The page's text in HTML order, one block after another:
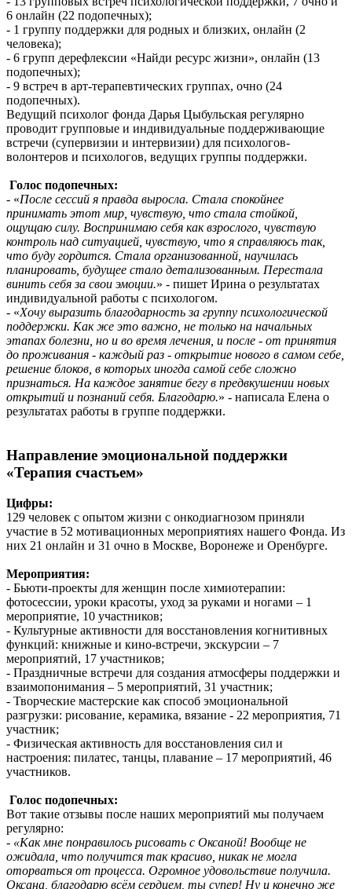
6 онлайн (22 подопечных);
- 1 группу поддержки для родных и близких, онлайн (2
человека);
- 6 групп дерефлексии «Найди ресурс жизни», онлайн (13
подопечных);
- 9 встреч в арт-терапевтических группах, очно (24
подопечных).
Ведущий психолог фонда Дарья Цыбульская регулярно
проводит групповые и индивидуальные поддерживающие
встречи (супервизии и интервизии) для психологов-
волонтеров и психологов, ведущих группы поддержки.
Голос подопечных:
- «После сессий я правда выросла. Стала спокойнее
принимать этот мир, чувствую, что стала стойкой,
ощущаю силу. Воспринимаю себя как взрослого, чувствую
контроль над ситуацией, чувствую, что я справляюсь так,
что буду гордится. Стала организованной, научилась
планировать, будущее стало детализованным. Перестала
винить себя за свои эмоции.» - пишет Ирина о результатах
индивидуальной работы с психологом.
- «Хочу выразить благодарность за группу психологической
поддержки. Как же это важно, не только на начальных
этапах болезни, но и во время лечения, и после - от принятия
до проживания - каждый раз - открытие нового в самом себе,
решение блоков, в которых иногда самой себе сложно
признаться. На каждое занятие бегу в предвкушении новых
открытий и познаний себя. Благодарю.» - написала Елена о
результатах работы в группе поддержки.
Направление эмоциональной поддержки
«Терапия счастьем»
Цифры:
129 человек с опытом жизни с онкодиагнозом приняли
участие в 52 мотивационных мероприятиях нашего Фонда. Из
них 21 онлайн и 31 очно в Москве, Воронеже и Оренбурге.
Мероприятия:
- Бьюти-проекты для женщин после химиотерапии:
фотосессии, уроки красоты, уход за руками и ногами – 1
мероприятие, 10 участников;
- Культурные активности для восстановления когнитивных
функций: книжные и кино-встречи, экскурсии – 7
мероприятий, 17 участников;
- Праздничные встречи для создания атмосферы поддержки и
взаимопонимания – 5 мероприятий, 31 участник;
- Творческие мастерские как способ эмоциональной
разгрузки: рисование, керамика, вязание - 22 мероприятия, 71
участник;
- Физическая активность для восстановления сил и
настроения: пилатес, танцы, плавание – 17 мероприятий, 46
участников.
Голос подопечных:
Вот такие отзывы после наших мероприятий мы получаем
регулярно:
- «Как мне понравилось рисовать с Оксаной! Вообще не
ожидала, что получится так красиво, никак не могла
оторваться от процесса. Огромное удовольствие получила.
Оксана, благодарю всём сердцем, ты супер! Ну и конечно же